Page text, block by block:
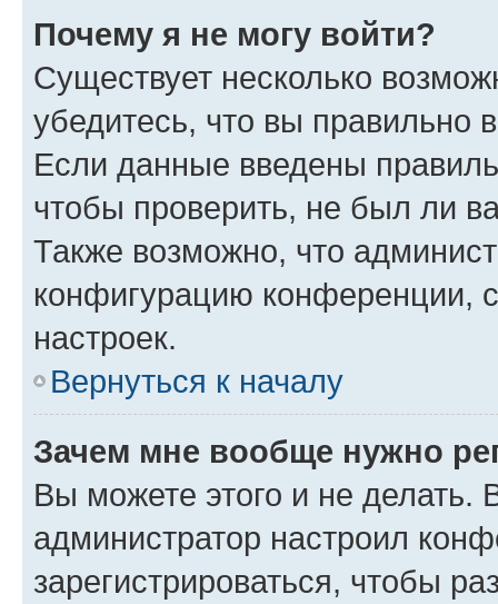
Почему я не могу войти?
Существует несколько
убедитесь, что вы правильно
Если данные введены
чтобы проверить, не был ли
Также возможно, что
конфигурацию конференции,
настроек.
Вернуться к началу
Зачем мне вообще нужно
Вы можете этого и не делать.
администратор настроил
зарегистрироваться, чтобы